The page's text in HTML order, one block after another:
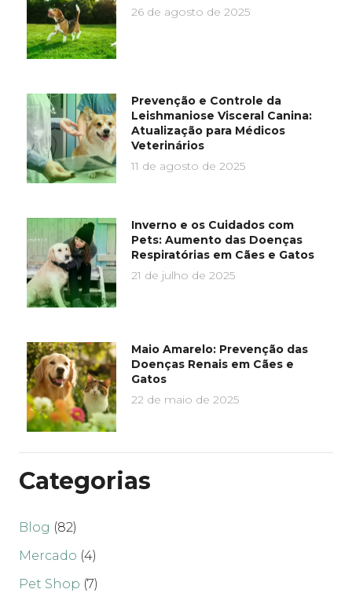
26 de agosto de 2025
Prevenção e Controle da
Leishmaniose Visceral Canina:
Atualização para Médicos
Veterinários
11 de agosto de 2025
Inverno e os Cuidados com
Pets: Aumento das Doenças
Respiratórias em Cães e Gatos
21 de julho de 2025
Maio Amarelo: Prevenção das
Doenças Renais em Cães e
Gatos
22 de maio de 2025
Categorias
Blog (82)
Mercado (4)
Pet Shop (7)